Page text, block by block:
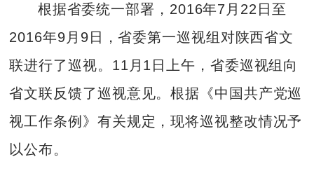
根据省委统一部署，2016年7月22日至
2016年9月9日，省委第一巡视组对陕西省文
联进行了巡视。11月1日上午，省委巡视组向
省文联反馈了巡视意见。根据《中国共产党巡
视工作条例》有关规定，现将巡视整改情况予
以公布。